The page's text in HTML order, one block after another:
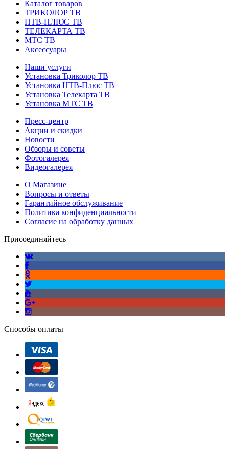
Каталог товаров
ТРИКОЛОР ТВ
НТВ-ПЛЮС ТВ
ТЕЛЕКАРТА ТВ
МТС ТВ
Аксессуары
Наши услуги
Установка Триколор ТВ
Установка НТВ-Плюс ТВ
Установка Телекарта ТВ
Установка МТС ТВ
Пресс-центр
Акции и скидки
Новости
Обзоры и советы
Фотогалерея
Видеогалерея
О Магазине
Вопросы и ответы
Гарантийное обслуживание
Политика конфиденциальности
Согласие на обработку данных
Присоединяйтесь
Способы оплаты